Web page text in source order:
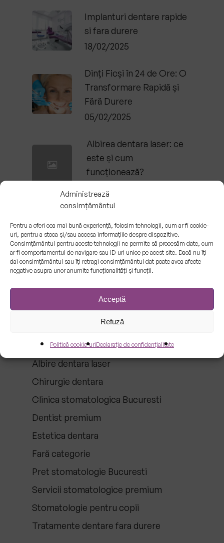
Administrează
consimțământul
Pentru a oferi cea mai bună experiență, folosim tehnologii, cum ar fi cookie-
uri, pentru a stoca și/sau accesa informațiile despre dispozitive.
Consimțământul pentru aceste tehnologii ne permite să procesăm date, cum
ar fi comportamentul de navigare sau ID-uri unice pe acest site. Dacă nu îți
dai consimțământul sau îți retragi consimțământul dat poate avea afecte
negative asupra unor anumite funcționalități și funcții.
Acceptă
Refuză
Politică cookie-uriDeclarație de confidențialitate
Implanturi dentare rapide
si fara durere
18/02/2025
Dinți Ficși în 24 de Ore: O
Transformare Rapidă și
Fără Durere
05/02/2025
Albirea dentara laser: ce
este și cum
funcționează?
stomatologică perfectă
în București – Povestea
unui pacient
22/01/2025
Categorii de articole
Albire dentara laser
Chirurgie dentara
Clinica stomatologica Bucuresti
Dentist premium
Estetica dentara
Fară categorie
Pret stomatologie Bucuresti
Servicii stomatologice premium
Stomatologie pentru copii
Tratamente dentare fara durere